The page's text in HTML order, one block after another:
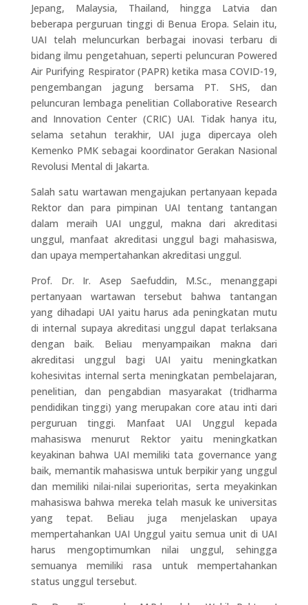
Jepang, Malaysia, Thailand, hingga Latvia dan
beberapa perguruan tinggi di Benua Eropa. Selain itu,
UAI telah meluncurkan berbagai inovasi terbaru di
bidang ilmu pengetahuan, seperti peluncuran Powered
Air Purifying Respirator (PAPR) ketika masa COVID-19,
pengembangan jagung bersama PT. SHS, dan
peluncuran lembaga penelitian Collaborative Research
and Innovation Center (CRIC) UAI. Tidak hanya itu,
selama setahun terakhir, UAI juga dipercaya oleh
Kemenko PMK sebagai koordinator Gerakan Nasional
Revolusi Mental di Jakarta.
Salah satu wartawan mengajukan pertanyaan kepada
Rektor dan para pimpinan UAI tentang tantangan
dalam meraih UAI unggul, makna dari akreditasi
unggul, manfaat akreditasi unggul bagi mahasiswa,
dan upaya mempertahankan akreditasi unggul.
Prof. Dr. Ir. Asep Saefuddin, M.Sc., menanggapi
pertanyaan wartawan tersebut bahwa tantangan
yang dihadapi UAI yaitu harus ada peningkatan mutu
di internal supaya akreditasi unggul dapat terlaksana
dengan baik. Beliau menyampaikan makna dari
akreditasi unggul bagi UAI yaitu meningkatkan
kohesivitas internal serta meningkatan pembelajaran,
penelitian, dan pengabdian masyarakat (tridharma
pendidikan tinggi) yang merupakan core atau inti dari
perguruan tinggi. Manfaat UAI Unggul kepada
mahasiswa menurut Rektor yaitu meningkatkan
keyakinan bahwa UAI memiliki tata governance yang
baik, memantik mahasiswa untuk berpikir yang unggul
dan memiliki nilai-nilai superioritas, serta meyakinkan
mahasiswa bahwa mereka telah masuk ke universitas
yang tepat. Beliau juga menjelaskan upaya
mempertahankan UAI Unggul yaitu semua unit di UAI
harus mengoptimumkan nilai unggul, sehingga
semuanya memiliki rasa untuk mempertahankan
status unggul tersebut.